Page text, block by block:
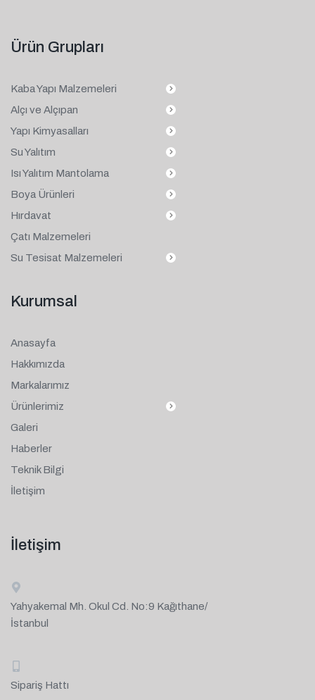
Ürün Grupları
Kaba Yapı Malzemeleri
Alçı ve Alçıpan
Yapı Kimyasalları
Su Yalıtım
Isı Yalıtım Mantolama
Boya Ürünleri
Hırdavat
Çatı Malzemeleri
Su Tesisat Malzemeleri
Kurumsal
Anasayfa
Hakkımızda
Markalarımız
Ürünlerimiz
Galeri
Haberler
Teknik Bilgi
İletişim
İletişim
Yahyakemal Mh. Okul Cd. No:9 Kağıthane/
İstanbul
Sipariş Hattı